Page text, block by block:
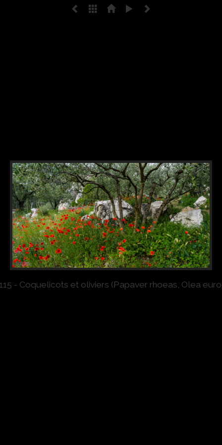
- Coquelicots et oliviers (Papaver rhoeas, Olea